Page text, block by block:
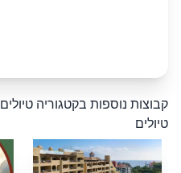
קבוצות נוספות בקטגוריה טיולים
טיולים